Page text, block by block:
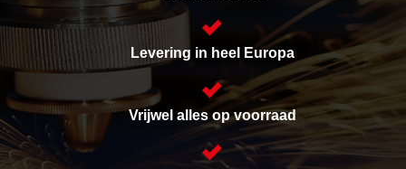
Levering in heel Europa
Vrijwel alles op voorraad